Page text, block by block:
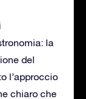
la
del
l’approccio
chiaro che